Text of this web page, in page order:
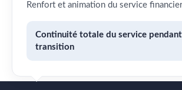
Renfort et animation du service
Continuité totale du service
transition